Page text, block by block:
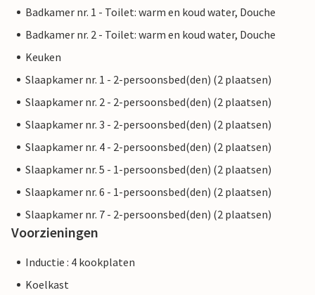
Badkamer nr. 1 - Toilet: warm en koud water, Douche
Badkamer nr. 2 - Toilet: warm en koud water, Douche
Keuken
Slaapkamer nr. 1 - 2-persoonsbed(den) (2 plaatsen)
Slaapkamer nr. 2 - 2-persoonsbed(den) (2 plaatsen)
Slaapkamer nr. 3 - 2-persoonsbed(den) (2 plaatsen)
Slaapkamer nr. 4 - 2-persoonsbed(den) (2 plaatsen)
Slaapkamer nr. 5 - 1-persoonsbed(den) (2 plaatsen)
Slaapkamer nr. 6 - 1-persoonsbed(den) (2 plaatsen)
Slaapkamer nr. 7 - 2-persoonsbed(den) (2 plaatsen)
Voorzieningen
Inductie : 4 kookplaten
Koelkast